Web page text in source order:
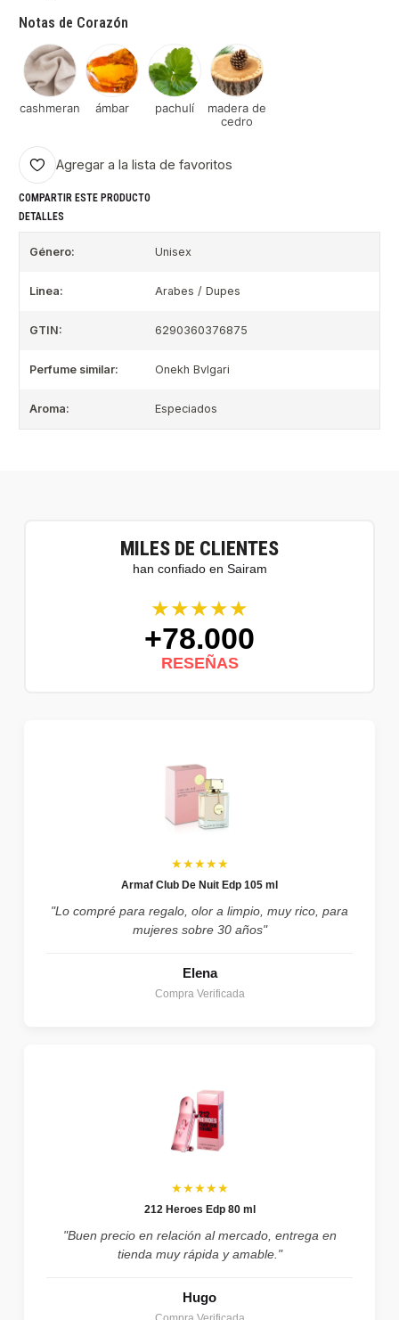
Notas de Corazón
cashmeran ámbar pachulí
madera de
cedro
Agregar a la lista de favoritos
COMPARTIR ESTE PRODUCTO
DETALLES
Género: Unisex
Linea: Arabes / Dupes
GTIN: 6290360376875
Perfume similar: Onekh Bvlgari
Aroma: Especiados
MILES DE CLIENTES
han confiado en Sairam
★★★★★
+78.000
RESEÑAS
★★★★★
Armaf Club De Nuit Edp 105 ml
"Lo compré para regalo, olor a limpio, muy rico, para
mujeres sobre 30 años"
Elena
Compra Verificada
★★★★★
212 Heroes Edp 80 ml
"Buen precio en relación al mercado, entrega en
tienda muy rápida y amable."
Hugo